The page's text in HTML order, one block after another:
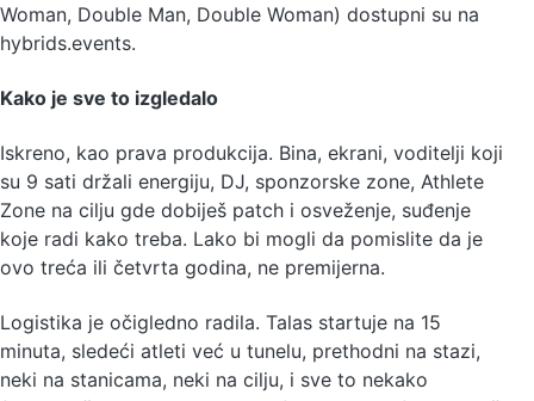
Woman, Double Man, Double Woman) dostupni su na
hybrids.events.
Kako je sve to izgledalo
Iskreno, kao prava produkcija. Bina, ekrani, voditelji koji
su 9 sati držali energiju, DJ, sponzorske zone, Athlete
Zone na cilju gde dobiješ patch i osveženje, suđenje
koje radi kako treba. Lako bi mogli da pomislite da je
ovo treća ili četvrta godina, ne premijerna.
Logistika je očigledno radila. Talas startuje na 15
minuta, sledeći atleti već u tunelu, prethodni na stazi,
neki na stanicama, neki na cilju, i sve to nekako